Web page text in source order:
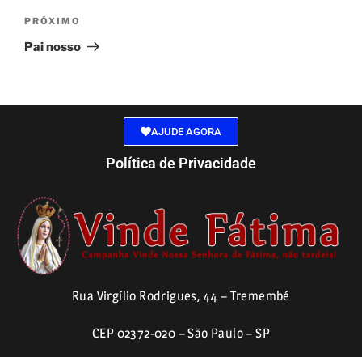
PRÓXIMO
Pai nosso
AJUDE AGORA
Política de Privacidade
Rua Virgílio Rodrigues, 44 – Tremembé
CEP 02372-020 – São Paulo – SP